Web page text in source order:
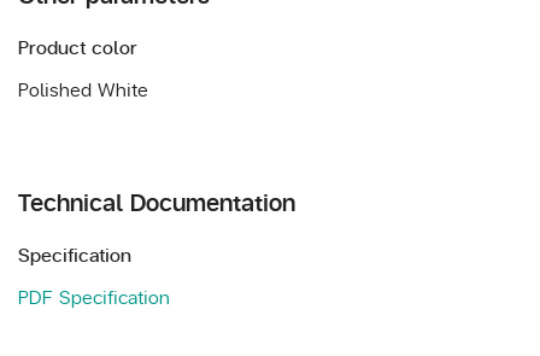
Product color
Polished White
Technical Documentation
Specification
PDF Specification